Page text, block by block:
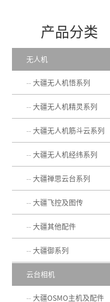
产品分类
无人机
大疆无人机悟系列
大疆无人机精灵系列
大疆无人机筋斗云系列
大疆无人机经纬系列
大疆禅思云台系列
大疆飞控及图传
大疆其他配件
大疆御系列
云台相机
大疆OSMO主机及配件